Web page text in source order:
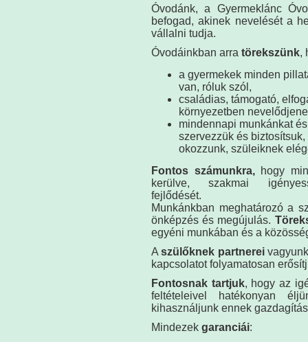
Óvodánk, a Gyermeklánc
befogad, akinek nevelését a
vállalni tudja.
Óvodáinkban arra törekszünk,
a gyermekek minden
van, róluk szól,
családias, támogató,
környezetben
mindennapi munkánkat
szervezzük és
okozzunk, szüleiknek
Fontos számunkra, hogy
kerülve, szakmai
fejlődését.
Munkánkban meghatározó a
önképzés és megújulás.
egyéni munkában és a
Aszülőknek partnerei
kapcsolatot folyamatosan
Fontosnak tartjuk, hogy az
feltételeivel hatékonyan
kihasználjunk ennek
Mindezek garanciái: